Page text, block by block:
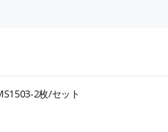
2枚/セット